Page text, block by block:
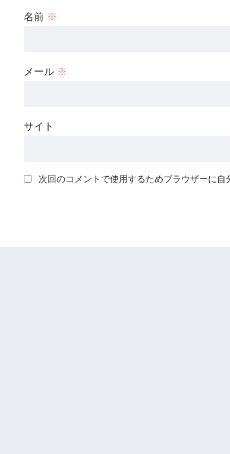
名前 ※
メール ※
サイト
次回のコメントで使用するためブラウザーに自